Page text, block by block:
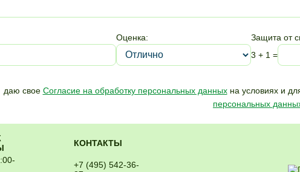
Оценка:
Защита от
3 + 1 =
даю свое Согласие на обработку персональных данныхна условиях и
персональных
КОНТАКТЫ
+7 (495) 542-36-